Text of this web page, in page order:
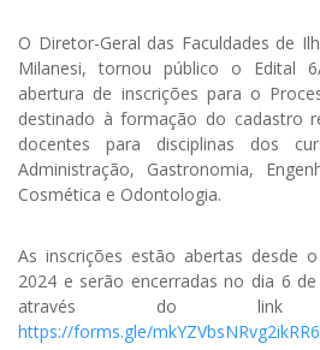
O Diretor-Geral das Faculdades de
Milanesi, tornou público o Edital
abertura de inscrições para o
destinado à formação do cadastro
docentes para disciplinas dos
Administração, Gastronomia,
Cosmética e Odontologia.
As inscrições estão abertas desde
2024 e serão encerradas no dia 6
através do link
https://forms.gle/mkYZVbsNRvg2ikRR6